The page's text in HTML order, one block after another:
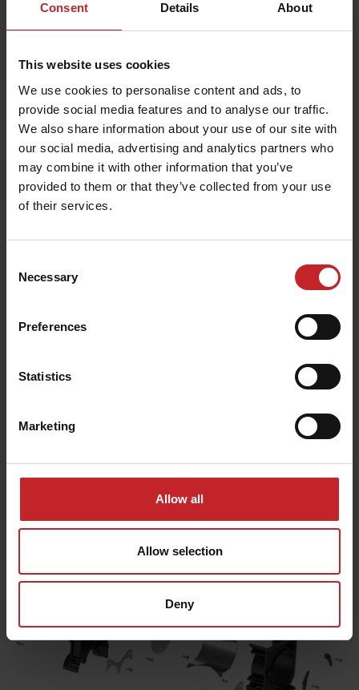
Consent Details About
This website uses cookies
We use cookies to personalise content and ads, to
provide social media features and to analyse our traffic.
We also share information about your use of our site with
our social media, advertising and analytics partners who
may combine it with other information that you’ve
provided to them or that they’ve collected from your use
of their services.
Selection
Necessary
Preferences
Statistics
Marketing
Allow all
Allow selection
Deny